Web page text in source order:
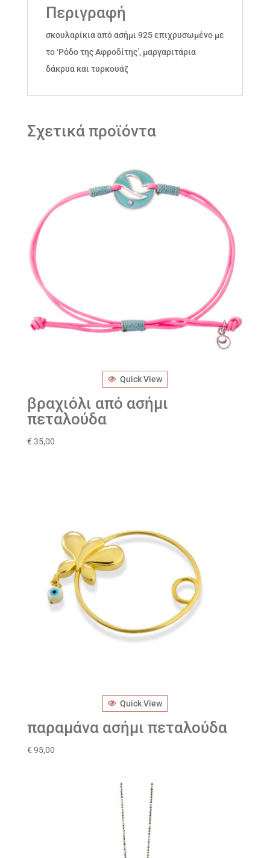
Περιγραφή
σκουλαρίκια από ασήμι 925 επιχρυσωμένο με
το ‘Ρόδο της Αφροδίτης’, μαργαριτάρια
δάκρυα και τυρκουάζ
Σχετικά προϊόντα
Quick View
βραχιόλι από ασήμι
πεταλούδα
€ 35,00
Quick View
παραμάνα ασήμι πεταλούδα
€ 95,00